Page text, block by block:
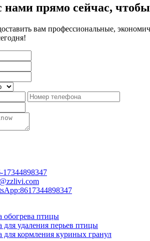
нами прямо сейчас,
вам профессиональные,
17344898347
обогрева птицы
удаления перьев птицы
кормления куриных гранул